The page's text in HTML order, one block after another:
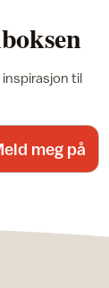
til
meg på